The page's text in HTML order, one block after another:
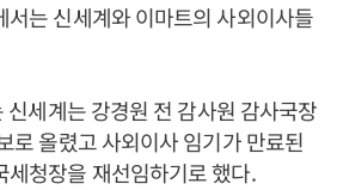
서는 신세계와 이마트의 사외이사들
세계는 강경원 전 감사원 감사국장
로 올렸고 사외이사 임기가 만료된
세청장을 재선임하기로 했다.